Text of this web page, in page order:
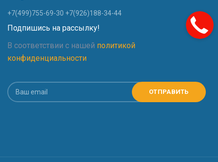
+7(499)755-69-30 +7(926)188-34-44
Подпишись на рассылку!
В соответствии с нашей политикой
конфиденциальности